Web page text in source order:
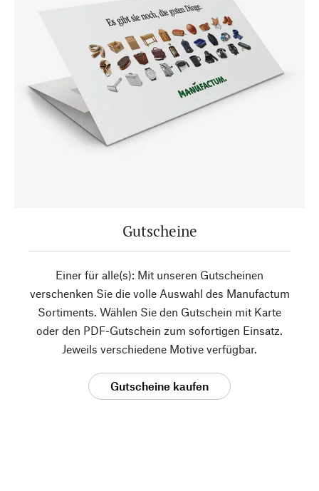
Gutscheine
Einer für alle(s): Mit unseren Gutscheinen
verschenken Sie die volle Auswahl des Manufactum
Sortiments. Wählen Sie den Gutschein mit Karte
oder den PDF-Gutschein zum sofortigen Einsatz.
Jeweils verschiedene Motive verfügbar.
Gutscheine kaufen